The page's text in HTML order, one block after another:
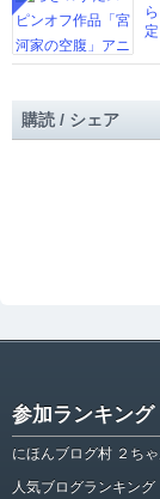
購読 / シェア
参加ランキング
にほんブログ村 ２ち
人気ブログランキング